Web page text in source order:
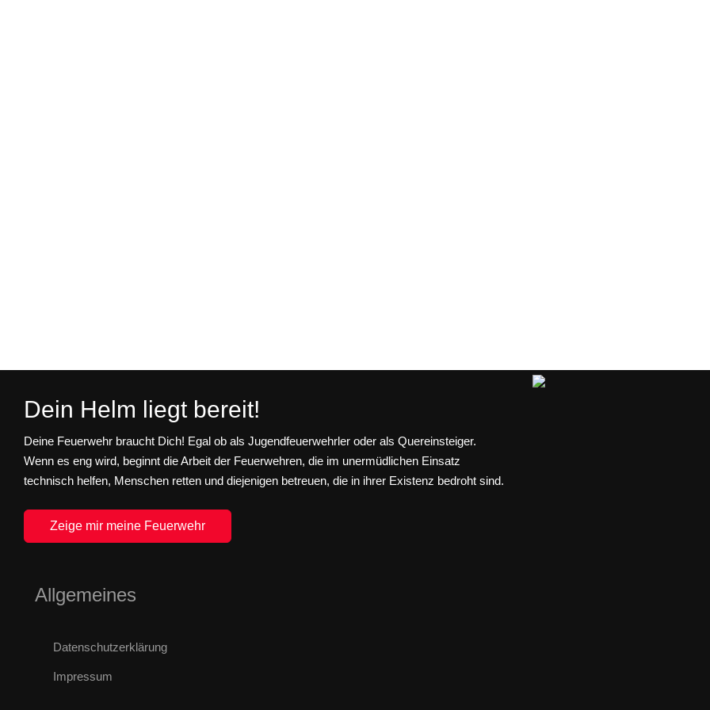
Dein Helm liegt bereit!
Deine Feuerwehr braucht Dich! Egal ob als Jugendfeuerwehrler oder als Quereinsteiger.
Wenn es eng wird, beginnt die Arbeit der Feuerwehren, die im unermüdlichen Einsatz
technisch helfen, Menschen retten und diejenigen betreuen, die in ihrer Existenz bedroht sind.
Zeige mir meine Feuerwehr
Allgemeines
Datenschutzerklärung
Impressum